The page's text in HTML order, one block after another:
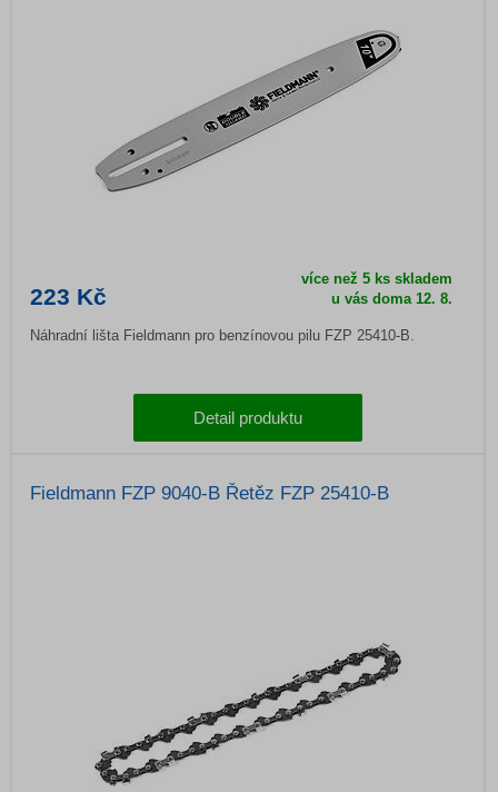
223 Kč
více než 5 ks skladem
u vás doma12. 8.
Náhradní lišta Fieldmann pro benzínovou pilu FZP 25410-B.
Detail produktu
Fieldmann FZP 9040-B Řetěz FZP 25410-B